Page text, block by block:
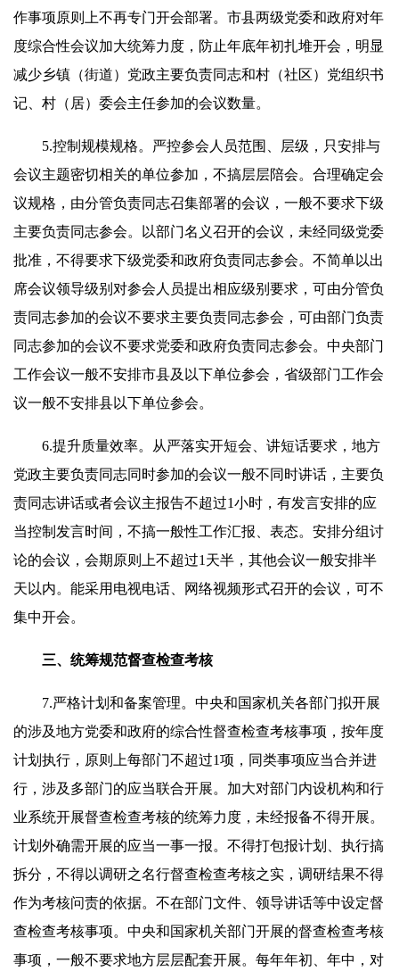
作事项原则上不再专门开会部署。市县两级党委和政府对年
度综合性会议加大统筹力度，防止年底年初扎堆开会，明显
减少乡镇（街道）党政主要负责同志和村（社区）党组织书
记、村（居）委会主任参加的会议数量。
5.控制规模规格。严控参会人员范围、层级，只安排与
会议主题密切相关的单位参加，不搞层层陪会。合理确定会
议规格，由分管负责同志召集部署的会议，一般不要求下级
主要负责同志参会。以部门名义召开的会议，未经同级党委
批准，不得要求下级党委和政府负责同志参会。不简单以出
席会议领导级别对参会人员提出相应级别要求，可由分管负
责同志参加的会议不要求主要负责同志参会，可由部门负责
同志参加的会议不要求党委和政府负责同志参会。中央部门
工作会议一般不安排市县及以下单位参会，省级部门工作会
议一般不安排县以下单位参会。
6.提升质量效率。从严落实开短会、讲短话要求，地方
党政主要负责同志同时参加的会议一般不同时讲话，主要负
责同志讲话或者会议主报告不超过1小时，有发言安排的应
当控制发言时间，不搞一般性工作汇报、表态。安排分组讨
论的会议，会期原则上不超过1天半，其他会议一般安排半
天以内。能采用电视电话、网络视频形式召开的会议，可不
集中开会。
三、统筹规范督查检查考核
7.严格计划和备案管理。中央和国家机关各部门拟开展
的涉及地方党委和政府的综合性督查检查考核事项，按年度
计划执行，原则上每部门不超过1项，同类事项应当合并进
行，涉及多部门的应当联合开展。加大对部门内设机构和行
业系统开展督查检查考核的统筹力度，未经报备不得开展。
计划外确需开展的应当一事一报。不得打包报计划、执行搞
拆分，不得以调研之名行督查检查考核之实，调研结果不得
作为考核问责的依据。不在部门文件、领导讲话等中设定督
查检查考核事项。中央和国家机关部门开展的督查检查考核
事项，一般不要求地方层层配套开展。每年年初、年中，对